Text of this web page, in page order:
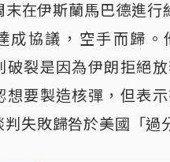
末在伊斯蘭馬巴德進行
成協議，空手而歸。
破裂是因為伊朗拒絕放
想要製造核彈，但表示
判失敗歸咎於美國「過